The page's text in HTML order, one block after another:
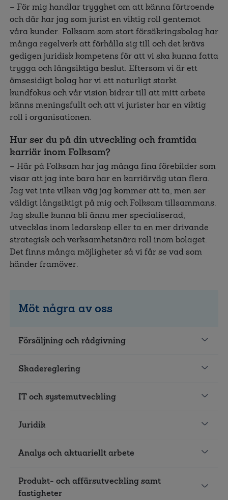
– För mig handlar trygghet om att känna förtroende
och där har jag som jurist en viktig roll gentemot
våra kunder. Folksam som stort försäkringsbolag har
många regelverk att förhålla sig till och det krävs
gedigen juridisk kompetens för att vi ska kunna fatta
trygga och långsiktiga beslut. Eftersom vi är ett
ömsesidigt bolag har vi ett naturligt starkt
kundfokus och vår vision bidrar till att mitt arbete
känns meningsfullt och att vi jurister har en viktig
roll i organisationen.
Hur ser du på din utveckling och framtida
karriär inom Folksam?
– Här på Folksam har jag många fina förebilder som
visar att jag inte bara har en karriärväg utan flera.
Jag vet inte vilken väg jag kommer att ta, men ser
väldigt långsiktigt på mig och Folksam tillsammans.
Jag skulle kunna bli ännu mer specialiserad,
utvecklas inom ledarskap eller ta en mer drivande
strategisk och verksamhetsnära roll inom bolaget.
Det finns många möjligheter så vi får se vad som
händer framöver.
Möt några av oss
Försäljning och rådgivning
Skadereglering
IT och systemutveckling
Juridik
Analys och aktuariellt arbete
Produkt- och affärsutveckling samt
fastigheter